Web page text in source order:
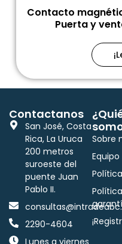
Contacto
Puerta y
Sobre
Equipo
Contactanos
San José, Costa
Rica, La Uruca
200 metros
suroeste del
puente Juan
Pablo II.
2290-4604
Lunes a viernes